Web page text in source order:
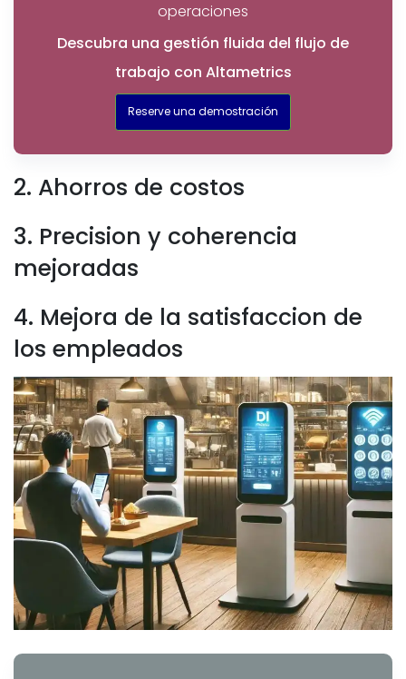
operaciones
Descubra una gestión fluida del flujo de
trabajo con Altametrics
Reserve una demostración
2. Ahorros de costos
3. Precision y coherencia
mejoradas
4. Mejora de la satisfaccion de
los empleados